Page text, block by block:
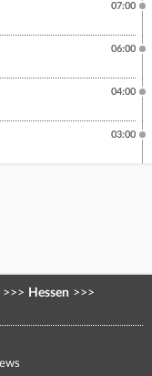
07:00
06:00
04:00
03:00
>>> Hessen >>>